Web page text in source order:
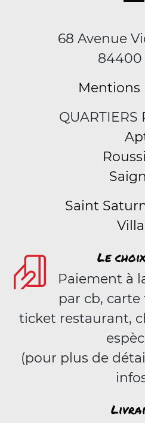
68 Avenue
84400
Mentions
QUARTIERS
Saint
Le
Paiement à
par cb,
ticket restaurant,
(pour plus de